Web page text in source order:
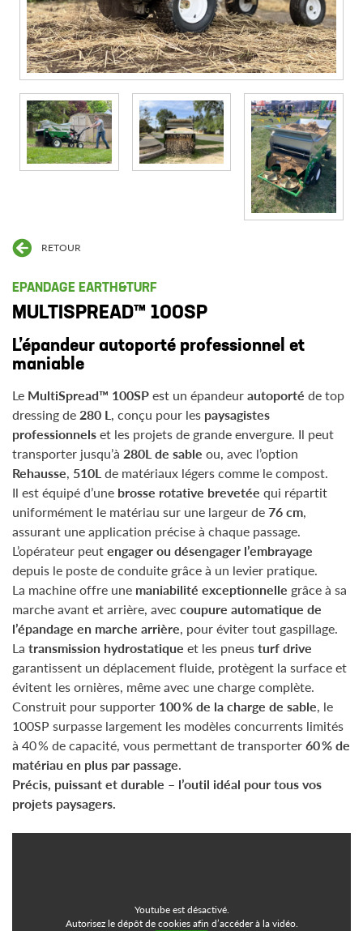
RETOUR
EPANDAGE EARTH&TURF
MULTISPREAD™ 100SP
L’épandeur autoporté professionnel et
maniable
Le MultiSpread™ 100SPest un épandeurautoporté de top
dressing de280 L, conçu pour les paysagistes
professionnelset les projets de grande envergure. Il peut
transporter jusqu’à 280Lde sable ou, avec l’option
Rehausse, 510Lde matériaux légers comme le compost.
Il est équipé d’une brosse rotative brevetée qui répartit
uniformément le matériau sur une largeur de76 cm,
assurant une application précise à chaque passage.
L’opérateur peutengager ou désengager l’embrayage
depuis le poste de conduite grâce à un levier pratique.
La machine offre une maniabilité exceptionnelle grâce à sa
marche avant et arrière, avec coupure automatique de
l’épandage en marche arrière, pour éviter tout gaspillage.
La transmission hydrostatique et les pneusturf drive
garantissent un déplacement fluide, protègent la surface et
évitent les ornières, même avec une charge complète.
Construit pour supporter 100 % de la charge de sable, le
100SP surpasse largement les modèles concurrents limités
à 40 % de capacité, vous permettant de transporter60 % de
matériau en plus par passage.
Précis, puissant et durable – l’outil idéal pour tous vos
projets paysagers.
Youtube est désactivé.
Autorisez le dépôt de cookies afin d’accéder à la vidéo.